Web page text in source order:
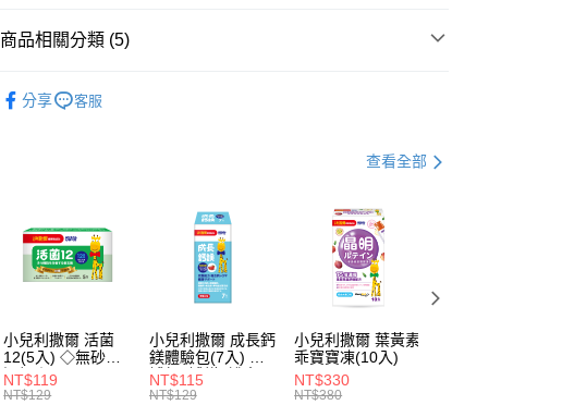
【注意事項】
用戶於交易時，得透過本服務購買商品或服務，並由商店將買賣／分期付
款買賣價金債權讓與本公司後，依約使用本公司帳單繳交帳款。
用，由本公司與您本人進行分期帳單所需資料之確認、核對及更正。
３．收到繳費通知簡訊後14天內，點擊此簡訊中的連結，可透過四大超商
絡購買商品的店家。未經商家同意取消之訂單仍視為有效，需透過AFTEE
先享後付繳納相關費用。
是否繳費成功／繳費後需取消欲退款等相關疑問，請聯繫「AFTEE先享後
https://netprotections.freshdesk.com/support/home
１．透過由恩沛科技股份有限公司提供之「AFTEE先享後付」服務完成之
交易，需依本服務之必要範圍內提供個人資料，並將交易相關給付款項請
求債權轉讓予恩沛科技股份有限公司。
２．關於個人資料處理事宜，請瀏覽以下網址：
３．未成年的使用者請事先徵得法定代理人或監護人之同意方可使用
「AFTEE先享後付」，若未經同意申辦者引起之損失，本公司不負相關責
任。
４．使用「AFTEE先享後付」時，將依據個別帳號之用戶狀況，依本公司
每筆NT$65，滿NT$1,300(含以上)免運費
每筆NT$85，滿NT$1,300(含以上)免運費
商品相關分類 (5)
🏆新會員免運｜明星商品推薦
分享 客服
查看全部
小兒利撒爾 活菌
12(5入) ◇無砂糖
添加◇
NT$119
NT$129
小兒利撒爾 成長鈣
鎂體驗包(7入) ◇
補鈣+補鎂+護齒配
方◇
NT$115
NT$129
小兒利撒爾 葉黃素
乖寶寶凍(10入)
NT$330
NT$380